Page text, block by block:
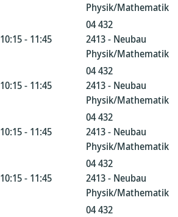
Physik/Mathematik
10:15 - 11:45
04 432
2413 - Neubau
Physik/Mathematik
10:15 - 11:45
04 432
2413 - Neubau
Physik/Mathematik
10:15 - 11:45
04 432
2413 - Neubau
Physik/Mathematik
10:15 - 11:45
04 432
2413 - Neubau
Physik/Mathematik
04 432